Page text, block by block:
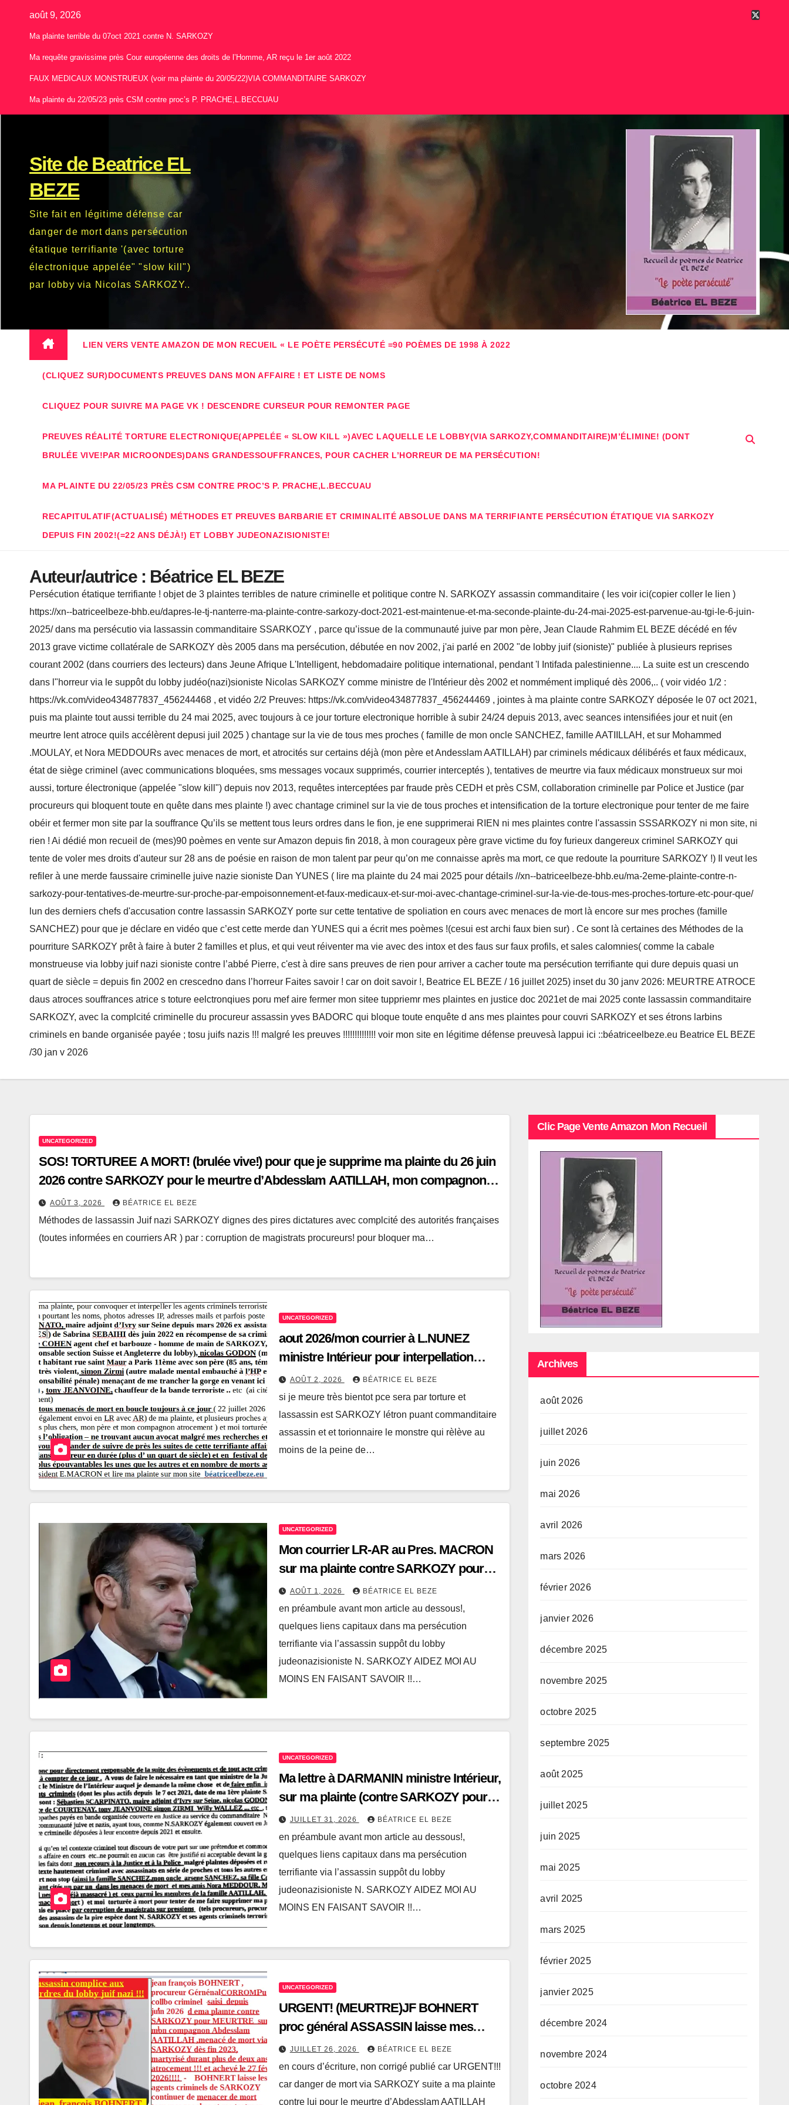
août 9, 2026
Ma plainte terrible du 07oct 2021 contre N. SARKOZY
Ma requête gravissime près Cour européenne des droits de l’Homme, AR reçu le 1er août 2022
FAUX MEDICAUX MONSTRUEUX (voir ma plainte du 20/05/22)VIA COMMANDITAIRE SARKOZY
Ma plainte du 22/05/23 près CSM contre proc’s P. PRACHE,L.BECCUAU
Site de Beatrice EL
BEZE
Site fait en légitime défense car
danger de mort dans persécution
étatique terrifiante '(avec torture
électronique appelée" "slow kill")
par lobby via Nicolas SARKOZY..
LIEN VERS VENTE AMAZON DE MON RECUEIL « LE POÈTE PERSÉCUTÉ =90 POÈMES DE 1998 À 2022
(CLIQUEZ SUR)DOCUMENTS PREUVES DANS MON AFFAIRE ! ET LISTE DE NOMS
CLIQUEZ POUR SUIVRE MA PAGE VK ! DESCENDRE CURSEUR POUR REMONTER PAGE
PREUVES RÉALITÉ TORTURE ELECTRONIQUE(APPELÉE « SLOW KILL »)AVEC LAQUELLE LE LOBBY(VIA SARKOZY,COMMANDITAIRE)M’ÉLIMINE! (DONT
BRULÉE VIVE!PAR MICROONDES)DANS GRANDESSOUFFRANCES, POUR CACHER L’HORREUR DE MA PERSÉCUTION!
MA PLAINTE DU 22/05/23 PRÈS CSM CONTRE PROC’S P. PRACHE,L.BECCUAU
RECAPITULATIF(ACTUALISÉ) MÉTHODES ET PREUVES BARBARIE ET CRIMINALITÉ ABSOLUE DANS MA TERRIFIANTE PERSÉCUTION ÉTATIQUE VIA SARKOZY
DEPUIS FIN 2002!(=22 ANS DÉJÀ!) ET LOBBY JUDEONAZISIONISTE!
Auteur/autrice : Béatrice EL BEZE
Persécution étatique terrifiante ! objet de 3 plaintes terribles de nature criminelle et politique contre N. SARKOZY assassin commanditaire ( les voir ici(copier coller le lien )
https://xn--batriceelbeze-bhb.eu/dapres-le-tj-nanterre-ma-plainte-contre-sarkozy-doct-2021-est-maintenue-et-ma-seconde-plainte-du-24-mai-2025-est-parvenue-au-tgi-le-6-juin-
2025/ dans ma persécutio via lassassin commanditaire SSARKOZY , parce qu’issue de la communauté juive par mon père, Jean Claude Rahmim EL BEZE décédé en fév
2013 grave victime collatérale de SARKOZY dès 2005 dans ma persécution, débutée en nov 2002, j'ai parlé en 2002 "de lobby juif (sioniste)" publiée à plusieurs reprises
courant 2002 (dans courriers des lecteurs) dans Jeune Afrique L'Intelligent, hebdomadaire politique international, pendant 'l Intifada palestinienne.... La suite est un crescendo
dans l"horreur via le suppôt du lobby judéo(nazi)sioniste Nicolas SARKOZY comme ministre de l'Intérieur dès 2002 et nommément impliqué dès 2006,.. ( voir vidéo 1/2 :
https://vk.com/video434877837_456244468 , et vidéo 2/2 Preuves: https://vk.com/video434877837_456244469 , jointes à ma plainte contre SARKOZY déposée le 07 oct 2021,
puis ma plainte tout aussi terrible du 24 mai 2025, avec toujours à ce jour torture electronique horrible à subir 24/24 depuis 2013, avec seances intensifiées jour et nuit (en
meurtre lent atroce quils accélèrent depusi juil 2025 ) chantage sur la vie de tous mes proches ( famille de mon oncle SANCHEZ, famille AATIILLAH, et sur Mohammed
.MOULAY, et Nora MEDDOURs avec menaces de mort, et atrocités sur certains déjà (mon père et Andesslam AATILLAH) par criminels médicaux délibérés et faux médicaux,
état de siège criminel (avec communications bloquées, sms messages vocaux supprimés, courrier interceptés ), tentatives de meurtre via faux médicaux monstrueux sur moi
aussi, torture électronique (appelée "slow kill") depuis nov 2013, requêtes interceptées par fraude près CEDH et près CSM, collaboration criminelle par Police et Justice (par
procureurs qui bloquent toute en quête dans mes plainte !) avec chantage criminel sur la vie de tous proches et intensification de la torture electronique pour tenter de me faire
obéir et fermer mon site par la souffrance Qu’ils se mettent tous leurs ordres dans le fion, je ene supprimerai RIEN ni mes plaintes contre l'assassin SSSARKOZY ni mon site, ni
rien ! Ai dédié mon recueil de (mes)90 poèmes en vente sur Amazon depuis fin 2018, à mon courageux père grave victime du foy furieux dangereux criminel SARKOZY qui
tente de voler mes droits d'auteur sur 28 ans de poésie en raison de mon talent par peur qu’on me connaisse après ma mort, ce que redoute la pourriture SARKOZY !) Il veut les
refiler à une merde faussaire criminelle juive nazie sioniste Dan YUNES ( lire ma plainte du 24 mai 2025 pour détails //xn--batriceelbeze-bhb.eu/ma-2eme-plainte-contre-n-
sarkozy-pour-tentatives-de-meurtre-sur-proche-par-empoisonnement-et-faux-medicaux-et-sur-moi-avec-chantage-criminel-sur-la-vie-de-tous-mes-proches-torture-etc-pour-que/
lun des derniers chefs d'accusation contre lassassin SARKOZY porte sur cette tentative de spoliation en cours avec menaces de mort là encore sur mes proches (famille
SANCHEZ) pour que je déclare en vidéo que c’est cette merde dan YUNES qui a écrit mes poèmes !(cesui est archi faux bien sur) . Ce sont là certaines des Méthodes de la
pourriture SARKOZY prêt à faire à buter 2 familles et plus, et qui veut réiventer ma vie avec des intox et des faus sur faux profils, et sales calomnies( comme la cabale
monstrueuse via lobby juif nazi sioniste contre l’abbé Pierre, c'est à dire sans preuves de rien pour arriver a cacher toute ma persécution terrifiante qui dure depuis quasi un
quart de siècle = depuis fin 2002 en crescedno dans l’horreur Faites savoir ! car on doit savoir !, Beatrice EL BEZE / 16 juillet 2025) inset du 30 janv 2026: MEURTRE ATROCE
daus atroces souffrances atrice s toture eelctronqiues poru mef aire fermer mon sitee tuppriemr mes plaintes en justice doc 2021et de mai 2025 conte lassassin commanditaire
SARKOZY, avec la complcité criminelle du procureur assassin yves BADORC qui bloque toute enquête d ans mes plaintes pour couvri SARKOZY et ses étrons larbins
criminels en bande organisée payée ; tosu juifs nazis !!! malgré les preuves !!!!!!!!!!!!!! voir mon site en légitime défense preuvesà lappui ici ::béatriceelbeze.eu Beatrice EL BEZE
/30 jan v 2026
UNCATEGORIZED
SOS! TORTUREE A MORT! (brulée vive!) pour que je supprime ma plainte du 26 juin
2026 contre SARKOZY pour le meurtre d’Abdesslam AATILLAH, mon compagnon
martyrisé!
AOÛT 3, 2026 BÉATRICE EL BEZE
Méthodes de lassassin Juif nazi SARKOZY dignes des pires dictatures avec complcité des autorités françaises
(toutes informées en courriers AR ) par : corruption de magistrats procureurs! pour bloquer ma…
UNCATEGORIZED
aout 2026/mon courrier à L.NUNEZ
ministre Intérieur pour interpellation
urgente des agents criminels de
SARKOZY!
AOÛT 2, 2026 BÉATRICE EL BEZE
si je meure très bientot pce sera par torture et
lassassin est SARKOZY létron puant commanditaire
assassin et et torionnaire le monstre qui rèlève au
moins de la peine de…
UNCATEGORIZED
Mon courrier LR-AR au Pres. MACRON
sur ma plainte contre SARKOZY pour
meurtre d’Abdesslam AATILLAH, mon
compagnon martyrisé, après le
massacre de mon père dès 2007, et
l’horreur de ma persécution depuis fin
2002
AOÛT 1, 2026 BÉATRICE EL BEZE
en préambule avant mon article au dessous!,
quelques liens capitaux dans ma persécution
terrifiante via l’assassin suppôt du lobby
judeonazisioniste N. SARKOZY AIDEZ MOI AU
MOINS EN FAISANT SAVOIR !!…
UNCATEGORIZED
Ma lettre à DARMANIN ministre Intérieur,
sur ma plainte (contre SARKOZY pour
meurtre d’Abdesslam AATILLAH)
bloquée criminellement par le proc gén.
BONHERT sans être classée sans suite !
JUILLET 31, 2026 BÉATRICE EL BEZE
en préambule avant mon article au dessous!,
quelques liens capitaux dans ma persécution
terrifiante via l’assassin suppôt du lobby
judeonazisioniste N. SARKOZY AIDEZ MOI AU
MOINS EN FAISANT SAVOIR !!…
UNCATEGORIZED
URGENT! (MEURTRE)JF BOHNERT
proc général ASSASSIN laisse mes
proches menacés de mort tous les jours
via SARKOZY, et moi torturée avec
seances à mort et menaces de venue du
samu criminalisé!
JUILLET 26, 2026 BÉATRICE EL BEZE
en cours d’écriture, non corrigé publié car URGENT!!!
car danger de mort via SARKOZY suite a ma plainte
contre lui pour le meurtre d’Abdesslam AATILLAH
Clic Page Vente Amazon Mon Recueil
Archives
août 2026
juillet 2026
juin 2026
mai 2026
avril 2026
mars 2026
février 2026
janvier 2026
décembre 2025
novembre 2025
octobre 2025
septembre 2025
août 2025
juillet 2025
juin 2025
mai 2025
avril 2025
mars 2025
février 2025
janvier 2025
décembre 2024
novembre 2024
octobre 2024